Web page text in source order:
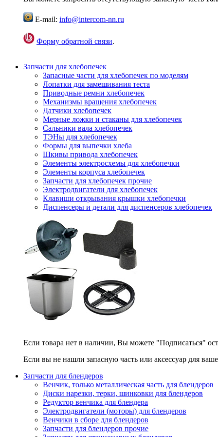
E-mail: info@intercom-nn.ru
Форму обратной связи.
Запчасти для хлебопечек
Запасные части для хлебопечек по моделям
Лопатки для замешивания теста
Приводные ремни хлебопечек
Механизмы вращения хлебопечек
Датчики хлебопечек
Мерные ложки и стаканы для хлебопечек
Сальники вала хлебопечек
ТЭНы для хлебопечек
Формы для выпечки хлеба
Шкивы привода хлебопечек
Элементы электросхемы для хлебопечки
Элементы корпуса хлебопечек
Запчасти для хлебопечек прочие
Электродвигатели для хлебопечек
Клавиши открывания крышки хлебопечки
Диспенсеры и детали для диспенсеров хлебопечек
Если товара нет в наличии, Вы можете "Подписаться"
Если вы не нашли запасную часть или аксессуар для
Запчасти для блендеров
Венчик, только металлическая часть для блендеров
Диски нарезки, терки, шинковки для блендеров
Редуктор венчика для блендера
Электродвигатели (моторы) для блендеров
Венчики в сборе для блендеров
Запчасти для блендеров прочие